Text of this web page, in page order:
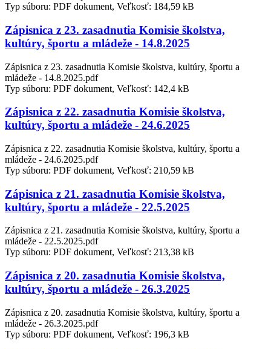
Typ súboru: PDF dokument, Veľkosť: 184,59 kB
Zápisnica z 23. zasadnutia Komisie školstva,
kultúry, športu a mládeže - 14.8.2025
Zápisnica z 23. zasadnutia Komisie školstva, kultúry, športu a
mládeže - 14.8.2025.pdf
Typ súboru: PDF dokument, Veľkosť: 142,4 kB
Zápisnica z 22. zasadnutia Komisie školstva,
kultúry, športu a mládeže - 24.6.2025
Zápisnica z 22. zasadnutia Komisie školstva, kultúry, športu a
mládeže - 24.6.2025.pdf
Typ súboru: PDF dokument, Veľkosť: 210,59 kB
Zápisnica z 21. zasadnutia Komisie školstva,
kultúry, športu a mládeže - 22.5.2025
Zápisnica z 21. zasadnutia Komisie školstva, kultúry, športu a
mládeže - 22.5.2025.pdf
Typ súboru: PDF dokument, Veľkosť: 213,38 kB
Zápisnica z 20. zasadnutia Komisie školstva,
kultúry, športu a mládeže - 26.3.2025
Zápisnica z 20. zasadnutia Komisie školstva, kultúry, športu a
mládeže - 26.3.2025.pdf
Typ súboru: PDF dokument, Veľkosť: 196,3 kB